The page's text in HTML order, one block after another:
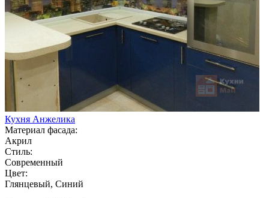
Кухня Анжелика
Материал фасада:
Акрил
Стиль:
Современный
Цвет:
Глянцевый, Синий